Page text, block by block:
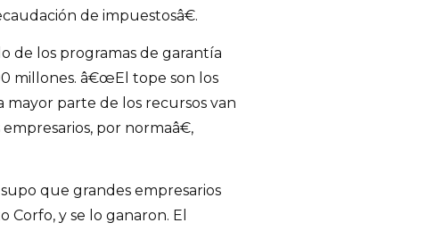
de impuestosâ€.
de los programas de garantía
millones. â€œEl tope son los
mayor parte de los recursos van
por normaâ€,
que grandes empresarios
y se lo ganaron. El